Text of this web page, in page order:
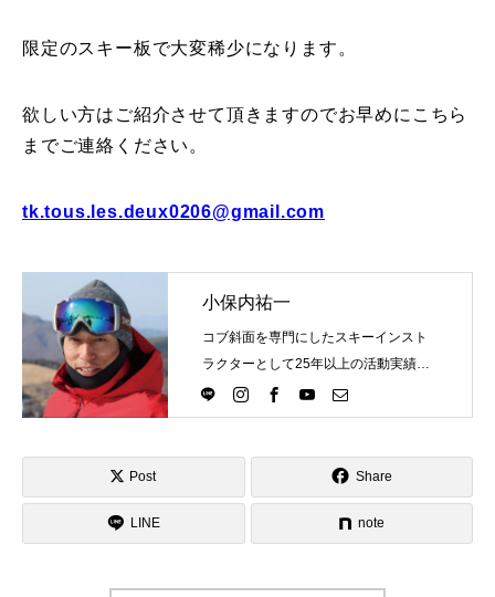
限定のスキー板で大変稀少になります。
欲しい方はご紹介させて頂きますのでお早めにこちら
までご連絡ください。
tk.tous.les.deux0206@gmail.com
小保内祐一
コブ斜面を専門にしたスキーインスト
ラクターとして25年以上の活動実績。
Directlineスキースクール代表として、
スキーインストラクターが職業選択の
Post Share
LINE note